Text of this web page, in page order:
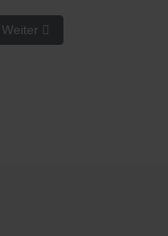
Nächster Beitrag:
Weiter